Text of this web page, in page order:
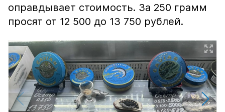
оправдывает стоимость. За 250 грамм
просят от 12 500 до 13 750 рублей.